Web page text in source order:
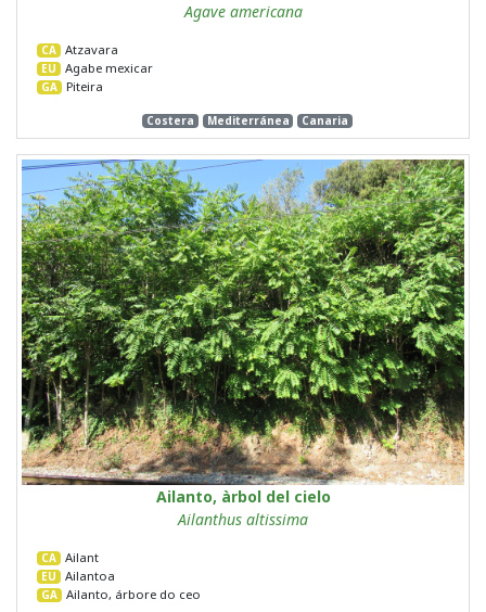
Agave americana
CA Atzavara
EU Agabe mexicar
GA Piteira
Costera Mediterránea Canaria
Ailanto, àrbol del cielo
Ailanthus altissima
CA Ailant
EU Ailantoa
GA Ailanto, árbore do ceo